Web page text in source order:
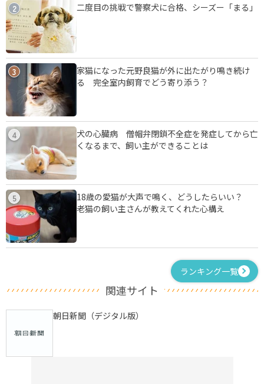
2 二度目の挑戦で警察犬に合格、シーズー「まる」
3
家猫になった元野良猫が外に出たがり鳴き続け
る 完全室内飼育でどう寄り添う？
4
犬の心臓病 僧帽弁閉鎖不全症を発症してから亡
くなるまで、飼い主ができることは
5
18歳の愛猫が大声で鳴く、どうしたらいい？
老猫の飼い主さんが教えてくれた心構え
ランキング一覧
関連サイト
朝日新聞（デジタル版）